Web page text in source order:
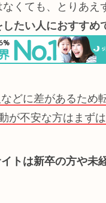
くても、とりあえ
したい人におすすめ
どに差があるため
が不安な方はまず
トは新卒の方や未